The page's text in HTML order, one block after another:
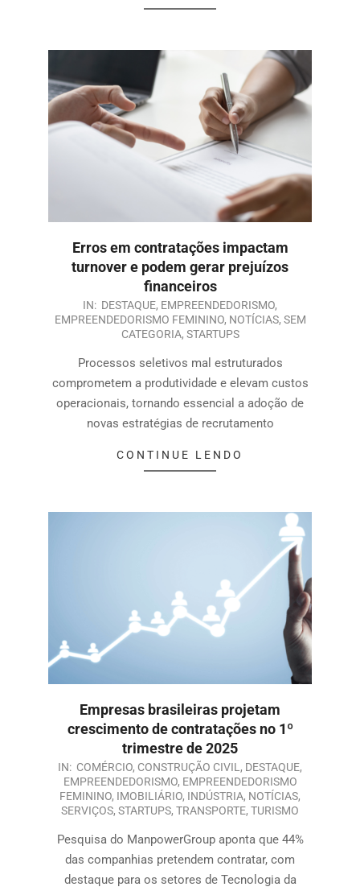
Erros em contratações impactam
turnover e podem gerar prejuízos
financeiros
IN: DESTAQUE, EMPREENDEDORISMO,
EMPREENDEDORISMO FEMININO, NOTÍCIAS, SEM
CATEGORIA, STARTUPS
Processos seletivos mal estruturados
comprometem a produtividade e elevam custos
operacionais, tornando essencial a adoção de
novas estratégias de recrutamento
CONTINUE LENDO
Empresas brasileiras projetam
crescimento de contratações no 1º
trimestre de 2025
IN: COMÉRCIO, CONSTRUÇÃO CIVIL , DESTAQUE,
EMPREENDEDORISMO, EMPREENDEDORISMO
FEMININO, IMOBILIÁRIO, INDÚSTRIA, NOTÍCIAS,
SERVIÇOS, STARTUPS, TRANSPORTE, TURISMO
Pesquisa do ManpowerGroup aponta que 44%
das companhias pretendem contratar, com
destaque para os setores de Tecnologia da